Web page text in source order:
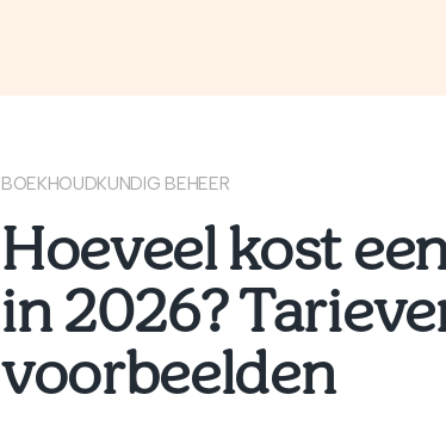
BOEKHOUDKUNDIG BEHEER
Hoeveel kost
in 2026?
voorbeelden